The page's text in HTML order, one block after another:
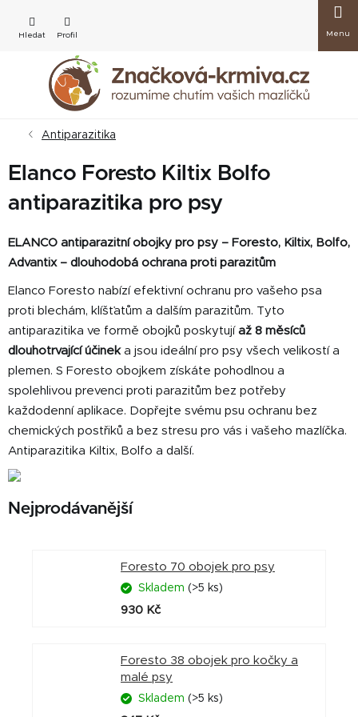
obsah
košík
Antiparazitika
Elanco Foresto Kiltix Bolfo
antiparazitika pro psy
ELANCO antiparazitní obojky pro psy – Foresto, Kiltix, Bolfo,
Advantix – dlouhodobá ochrana proti parazitům
Elanco Foresto nabízí efektivní ochranu pro vašeho psa
proti blechám, klíšťatům a dalším parazitům. Tyto
antiparazitika ve formě obojků poskytují až 8 měsíců
dlouhotrvající účineka jsou ideální pro psy všech velikostí a
plemen. S Foresto obojkem získáte pohodlnou a
spolehlivou prevenci proti parazitům bez potřeby
každodenní aplikace. Dopřejte svému psu ochranu bez
chemických postřiků a bez stresu pro vás i vašeho mazlíčka.
Antiparazitika Kiltix, Bolfo a další.
Nejprodávanější
Foresto 70 obojek pro psy
Skladem (>5 ks)
930 Kč
Foresto 38 obojek pro kočky a
malé psy
Skladem (>5 ks)